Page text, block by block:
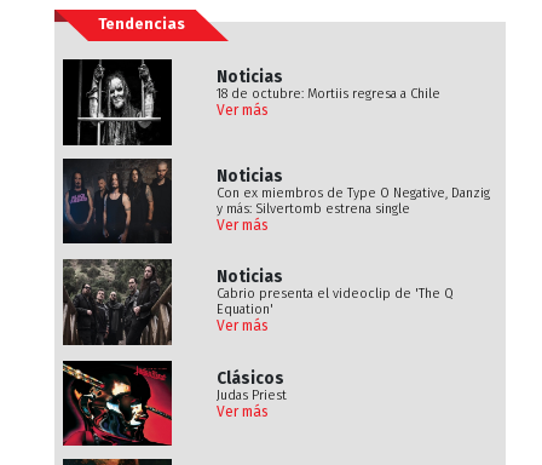
Tendencias
Noticias
18 de octubre: Mortiis regresa a Chile
Ver más
Noticias
Con ex miembros de Type O Negative, Danzig
y más: Silvertomb estrena single
Ver más
Noticias
Cabrio presenta el videoclip de 'The Q
Equation'
Ver más
Clásicos
Judas Priest
Ver más